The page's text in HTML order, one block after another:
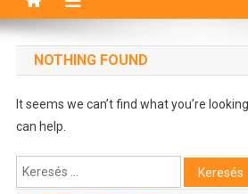
NOTHING FOUND
It seems we can’t find what you’re
can help.
Keresés: